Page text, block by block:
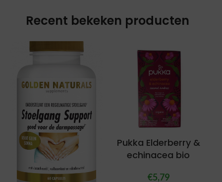
Recent bekeken producten
Pukka Elderberry &
echinacea bio
€5,79